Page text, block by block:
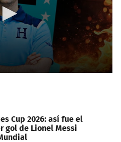
Cup 2026: así fue el
gol de Lionel Messi